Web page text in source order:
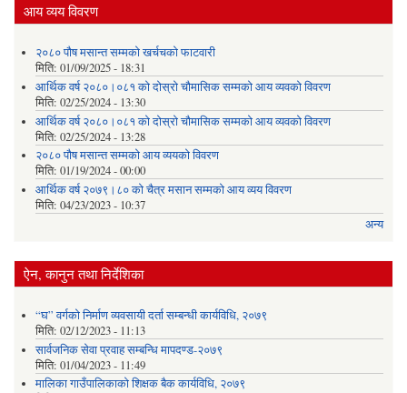
आय व्यय विवरण
२०८० पौष मसान्त सम्मको खर्चचको फाटवारी
मिति: 01/09/2025 - 18:31
आर्थिक वर्ष २०८०।०८१ को दोस्रो चौमासिक सम्मको आय व्यवको विवरण
मिति: 02/25/2024 - 13:30
आर्थिक वर्ष २०८०।०८१ को दोस्रो चौमासिक सम्मको आय व्यवको विवरण
मिति: 02/25/2024 - 13:28
२०८० पौष मसान्त सम्मको आय व्ययको विवरण
मिति: 01/19/2024 - 00:00
आर्थिक वर्ष २०७९।८० को चैत्र मसान सम्मको आय व्यय विवरण
मिति: 04/23/2023 - 10:37
अन्य
ऐन, कानुन तथा निर्देशिका
“घ” वर्गको निर्माण व्यवसायी दर्ता सम्बन्धी कार्यविधि, २०७९
मिति: 02/12/2023 - 11:13
सार्वजनिक सेवा प्रवाह सम्बन्धि मापदण्ड-२०७९
मिति: 01/04/2023 - 11:49
मालिका गाउँपालिकाको शिक्षक बैक कार्यविधि, २०७९